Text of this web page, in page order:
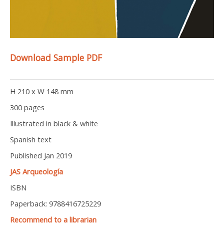
Download Sample PDF
H 210 x W 148 mm
300 pages
Illustrated in black & white
Spanish text
Published Jan 2019
JAS Arqueología
ISBN
Paperback: 9788416725229
Recommend to a librarian